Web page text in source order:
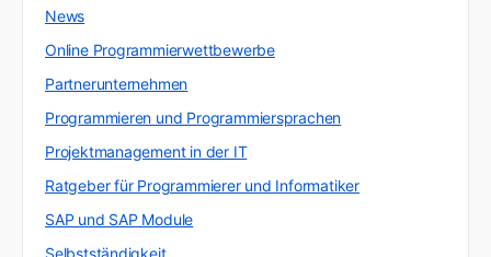
News
Online Programmierwettbewerbe
Partnerunternehmen
Programmieren und Programmiersprachen
Projektmanagement in der IT
Ratgeber für Programmierer und Informatiker
SAP und SAP Module
Selbstständigkeit